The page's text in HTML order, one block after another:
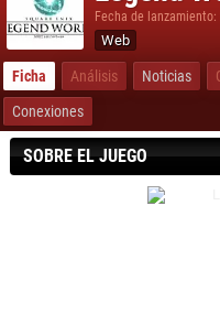
Fecha de
Web
Ficha Análisis Noticias
Conexiones
SOBRE EL JUEGO